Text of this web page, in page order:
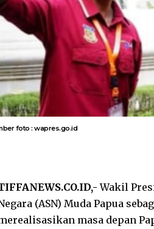
foto : wapres.go.id
Wakil
(ASN) Muda Papua
masa depan